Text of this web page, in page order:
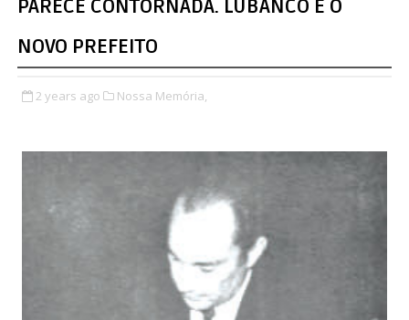
PARECE CONTORNADA. LUBANCO É O
NOVO PREFEITO
2 years ago Nossa Memória,